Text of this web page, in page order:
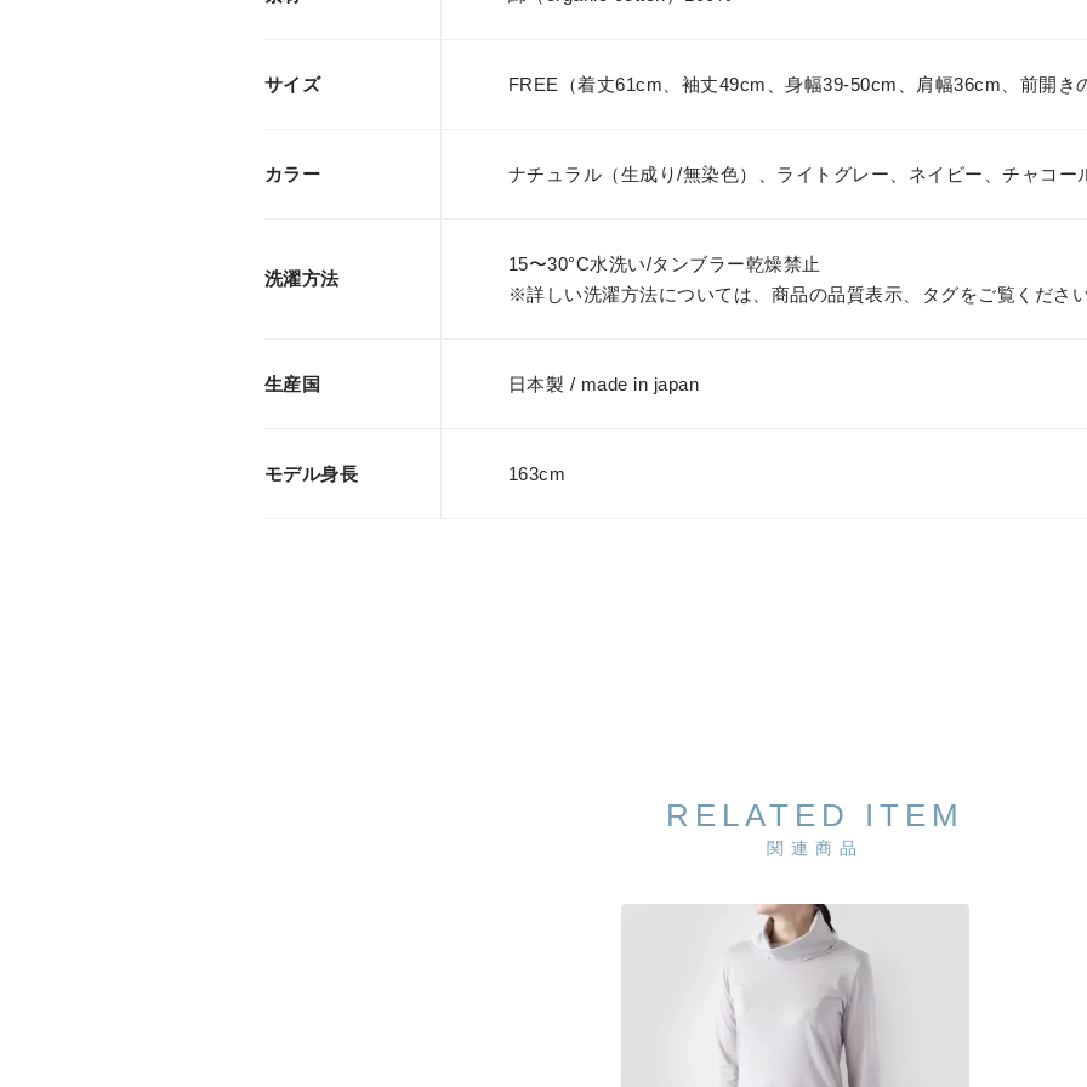
サイズ FREE（着丈61cm、袖丈49cm、身幅39-50cm、肩幅36cm、前開き
カラー ナチュラル（生成り/無染色）、ライトグレー、ネイビー、チャコー
洗濯方法
15〜30°C水洗い/タンブラー乾燥禁止
※詳しい洗濯方法については、商品の品質表示、タグをご覧ください
生産国 日本製 / made in japan
モデル身長 163cm
RELATED ITEM
関連商品